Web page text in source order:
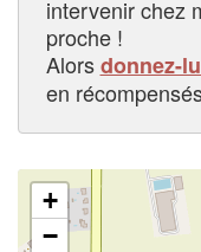
intervenir chez
proche !
Alorsdonnez-
en
+
−